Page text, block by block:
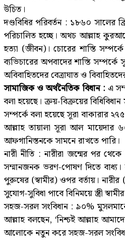
উচিত।
দণ্ডবিধির পরিবর্তন : ১৮৬০ সালের
পরিচালিত হচ্ছে। অথচ আল্লাহ
হত্যা (জীবন)। চোরের শাস্তি
ব্যভিচারের অপবাদের শাস্তি
অবিবাহিতদের বেত্রাঘাত ও
সামাজিক ও অর্থনৈতিক বিধান :এ
বলা হয়েছে। ক্রয়-বিক্রয়ের
সম্পর্কে বলা হয়েছে সূরা বাকারার
আল্লাহ তায়ালা সূরা আল
আফগানিস্তনকে সামনে রাখতে পারি।
নারী নীতি : নারীরা জন্মের পর
সম্মানজনক ভরণ-পোষণ দিতে বাধ্য।
পুরুষের (স্বামীর) ওপর বর্তায়।
সুযোগ-সুবিধা পাবে বিনিময়ে স্ত্রী
সহজ-সরল সংবিধান : ৯০%
আল্লাহ বলছেন, ‘নিশ্চই আল্লাহ
আলোকে নতুন করে সহজ-সরল সংবিধান